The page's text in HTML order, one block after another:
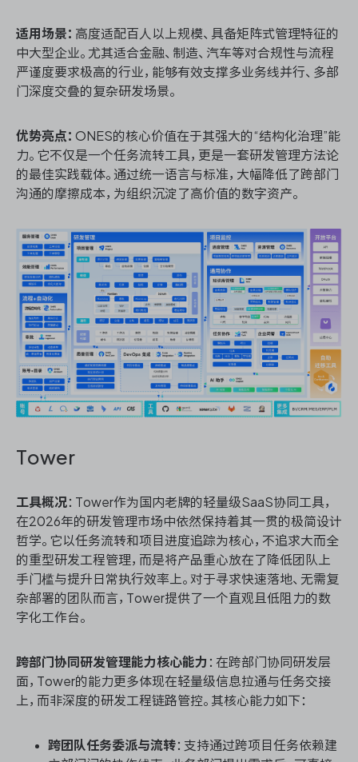
适用场景： 高度适配百人以上规模、具备矩阵式管理特征的
中大型企业。尤其适合金融、制造、汽车等对合规性与流程
严谨度要求极高的行业，能够有效支撑多业务线并行、多部
门深度交叠的复杂研发场景。
优势亮点： ONES的核心价值在于其强大的“结构化治理”能
力。它不仅是一个任务流转工具，更是一套研发管理方法论
的最佳实践载体。通过统一语言与标准，大幅降低了跨部门
沟通的摩擦成本，为组织沉淀了高价值的数字资产。
Tower
工具概况：Tower作为国内老牌的轻量级SaaS协同工具，
在2026年的研发管理市场中依然保持着其一贯的极简设计
哲学。它以任务流转和项目进度追踪为核心，不追求大而全
的重型研发工程管理，而是将产品重心放在了降低团队上
手门槛与提升日常执行效率上。对于寻求快速落地、无需复
杂部署的团队而言，Tower提供了一个直观且低阻力的数
字化工作台。
跨部门协同研发管理能力核心能力 ：在跨部门协同研发层
面，Tower的能力更多体现在轻量级信息拉通与任务交接
上，而非深度的研发工程链路管控。其核心能力如下：
跨团队任务委派与流转：支持通过跨项目任务依赖建